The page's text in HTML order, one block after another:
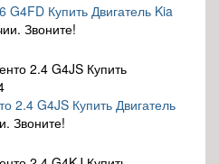
Купить Двигатель Kia
Звоните!
2.4 G4JS Купить Двигатель
Звоните!